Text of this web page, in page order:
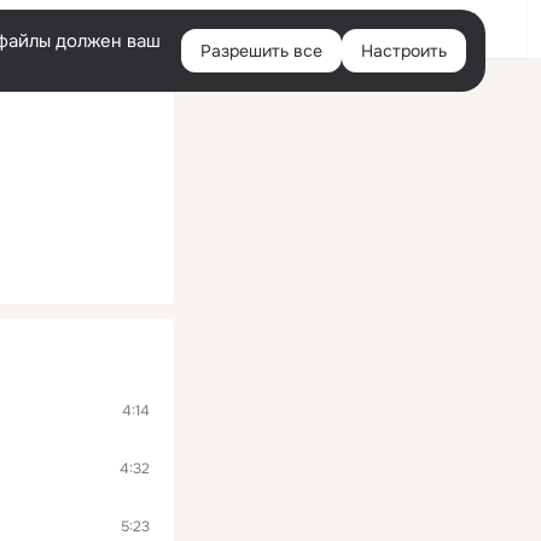
Войти
должен ваш
Разрешить все Настроить
4:14
4:32
5:23